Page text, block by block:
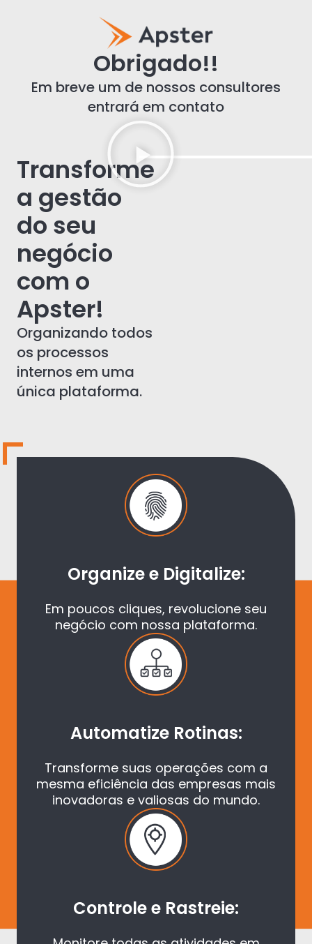
Obrigado!!
Em breve um de nossos consultores
entrará em contato
Transforme
a gestão
do seu
negócio
com o
Apster!​
Organizando todos
os processos
internos em uma
única plataforma.
Organize e Digitalize:
Em poucos cliques, revolucione seu
negócio com nossa plataforma.
Automatize Rotinas:
Transforme suas operações com a
mesma eficiência das empresas mais
inovadoras e valiosas do mundo.
Controle e Rastreie: